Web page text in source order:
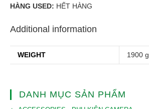
HÀNG USED: HẾT HÀNG
Additional information
WEIGHT 1900 g
DANH MỤC SẢN PHẨM